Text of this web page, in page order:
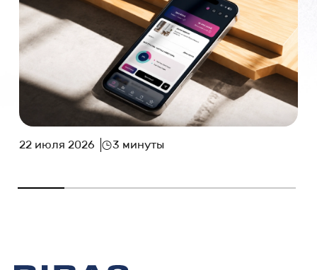
22 июля 2026 3 минуты